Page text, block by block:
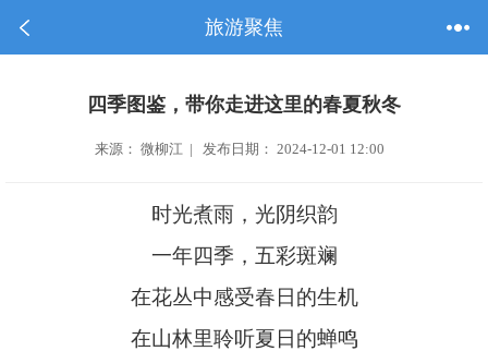
旅游聚焦
四季图鉴，带你走进这里的春夏秋冬
来源： 微柳江 | 发布日期： 2024-12-01 12:00
时光煮雨，光阴织韵
一年四季，五彩斑斓
在花丛中感受春日的生机
在山林里聆听夏日的蝉鸣